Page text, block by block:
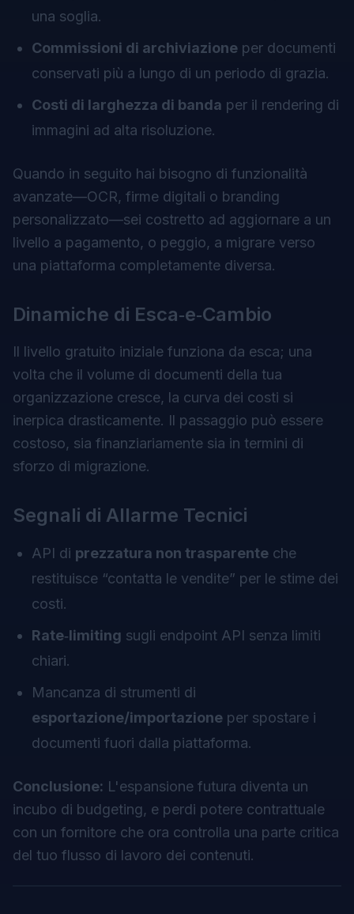
una soglia.
Commissioni di archiviazione per documenti
conservati più a lungo di un periodo di grazia.
Costi di larghezza di banda per il rendering di
immagini ad alta risoluzione.
Quando in seguito hai bisogno di funzionalità
avanzate—OCR, firme digitali o branding
personalizzato—sei costretto ad aggiornare a un
livello a pagamento, o peggio, a migrare verso
una piattaforma completamente diversa.
Dinamiche di Esca‑e‑Cambio
Il livello gratuito iniziale funziona da esca; una
volta che il volume di documenti della tua
organizzazione cresce, la curva dei costi si
inerpica drasticamente. Il passaggio può essere
costoso, sia finanziariamente sia in termini di
sforzo di migrazione.
Segnali di Allarme Tecnici
API di prezzatura non trasparente che
restituisce “contatta le vendite” per le stime dei
costi.
Rate‑limiting sugli endpoint API senza limiti
chiari.
Mancanza di strumenti di
esportazione/importazione per spostare i
documenti fuori dalla piattaforma.
Conclusione: L'espansione futura diventa un
incubo di budgeting, e perdi potere contrattuale
con un fornitore che ora controlla una parte critica
del tuo flusso di lavoro dei contenuti.